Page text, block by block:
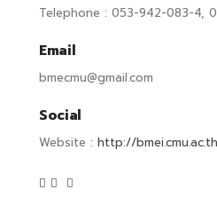
Telephone : 053-942-083-4,
Email
bmecmu@gmail.com
Social
Website : http://bmei.cmu.ac.th